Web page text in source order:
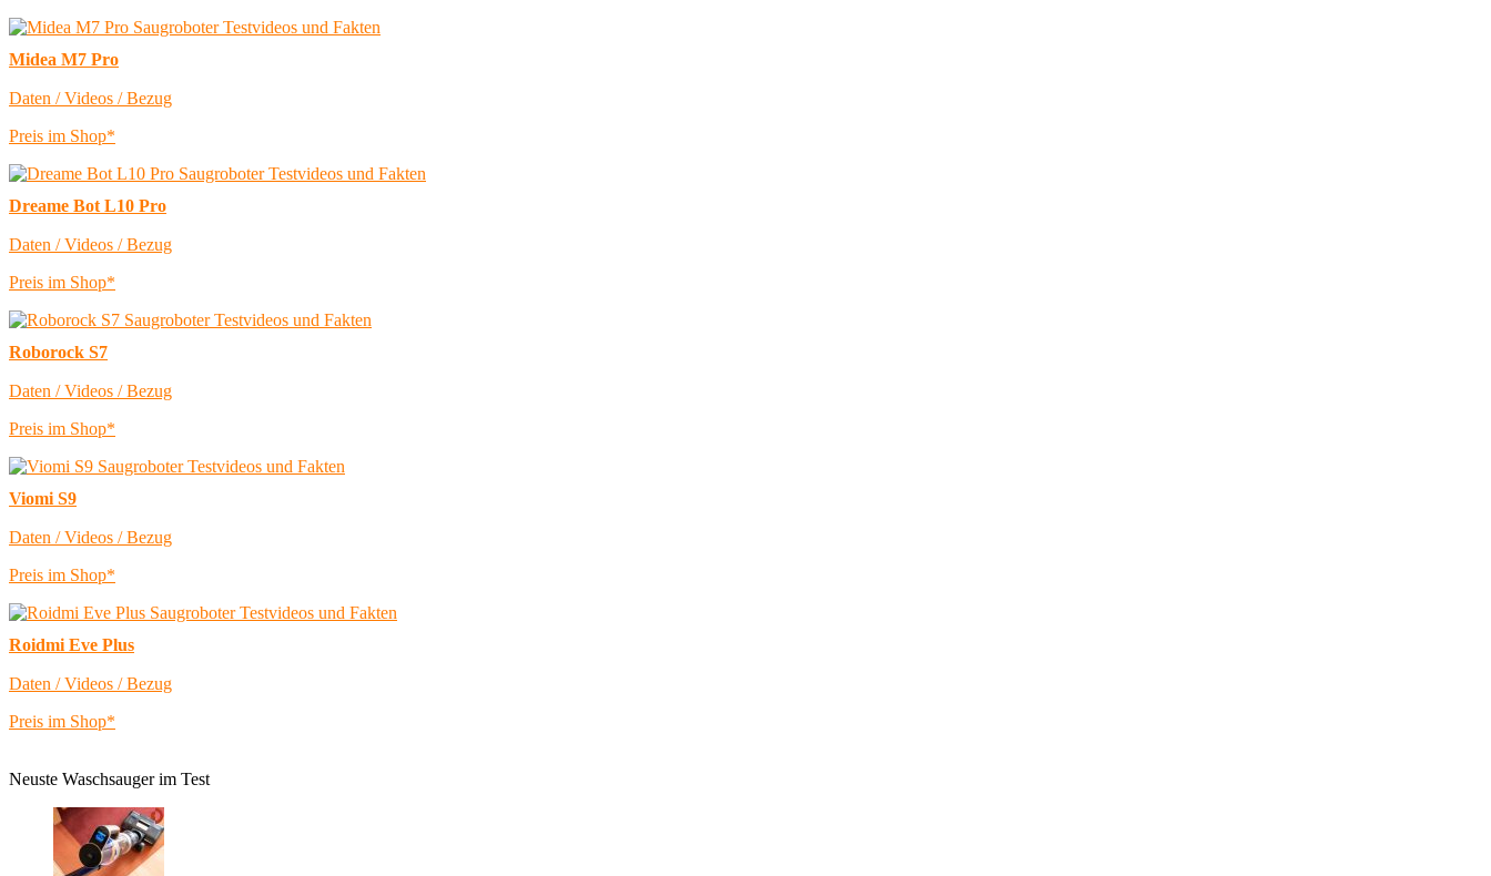
Midea M7 Pro
Daten / Videos / Bezug
Preis im Shop*
Dreame Bot L10 Pro
Daten / Videos / Bezug
Preis im Shop*
Roborock S7
Daten / Videos / Bezug
Preis im Shop*
Viomi S9
Daten / Videos / Bezug
Preis im Shop*
Roidmi Eve Plus
Daten / Videos / Bezug
Preis im Shop*
Neuste Waschsauger im Test